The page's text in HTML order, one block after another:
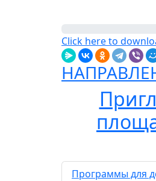
Click here to
Программы для